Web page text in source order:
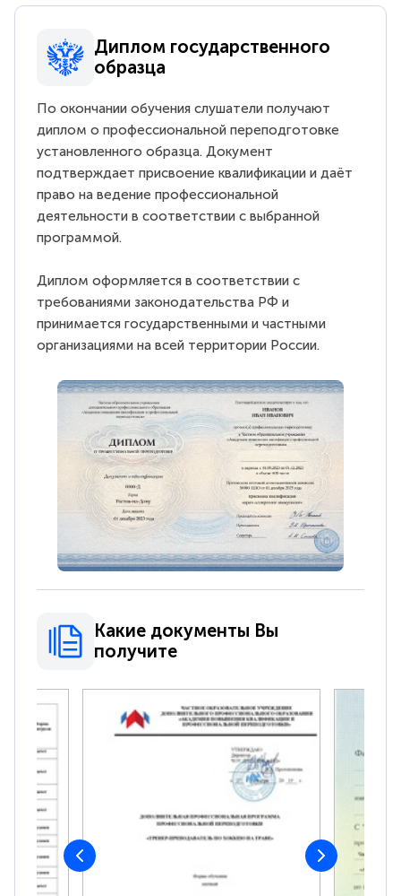
Диплом государственного
образца
По окончании обучения слушатели получают
диплом о профессиональной переподготовке
установленного образца. Документ
подтверждает присвоение квалификации и даёт
право на ведение профессиональной
деятельности в соответствии с выбранной
программой.
Диплом оформляется в соответствии с
требованиями законодательства РФ и
принимается государственными и частными
организациями на всей территории России.
Какие документы Вы
получите